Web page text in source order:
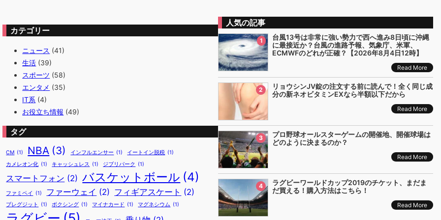
カテゴリー
ニュース (41)
生活 (39)
スポーツ (58)
エンタメ (35)
IT系 (4)
お役立ち情報 (49)
タグ
CM (1) NBA (3) インフルエンサー (1) イートイン脱税 (1)
カメレオン化 (1) キャッシュレス (1) ジブリパーク (1)
スマートフォン (2) バスケットボール (4)
ファミペイ (1) ファーウェイ (2) フィギアスケート (2)
ブレグジット (1) ボクシング (1) マイナカード (1) マグネシウム (1)
人気の記事
1
台風13号は非常に強い勢力で西へ進み8日頃に沖縄
に最接近か？台風の進路予報、気象庁、米軍、
ECMWFのどれが正確？【2026年8月4日12時】
Read More
2
リョウシンJV錠の注文する前に読んで！全く同じ成
分の新ネオビタミンEXなら半額以下だから
Read More
3
プロ野球オールスターゲームの開催地、開催球場は
どのように決まるのか？
Read More
4
ラグビーワールドカップ2019のチケット、まだま
だ買える！購入方法はこちら！
Read More